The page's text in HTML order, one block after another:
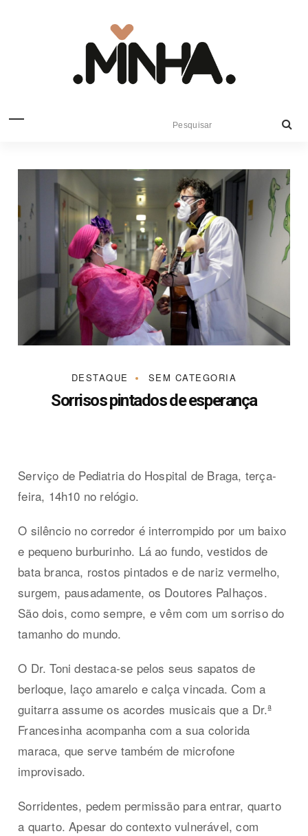
DESTAQUE SEM CATEGORIA
Sorrisos pintados de esperança
Serviço de Pediatria do Hospital de Braga, terça-
feira, 14h10 no relógio.
O silêncio no corredor é interrompido por um baixo
e pequeno burburinho. Lá ao fundo, vestidos de
bata branca, rostos pintados e de nariz vermelho,
surgem, pausadamente, os Doutores Palhaços.
São dois, como sempre, e vêm com um sorriso do
tamanho do mundo.
O Dr. Toni destaca-se pelos seus sapatos de
berloque, laço amarelo e calça vincada. Com a
guitarra assume os acordes musicais que a Dr.ª
Francesinha acompanha com a sua colorida
maraca, que serve também de microfone
improvisado.
Sorridentes, pedem permissão para entrar, quarto
a quarto. Apesar do contexto vulnerável, com